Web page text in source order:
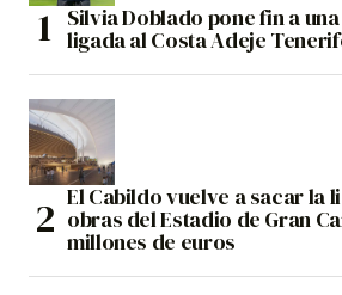
Silvia Doblado pone fin a
ligada al Costa Adeje
El Cabildo vuelve a sacar la
obras del Estadio de Gran
millones de euros